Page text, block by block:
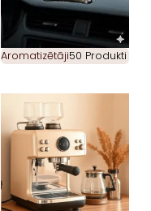
Aromatizētāji50 Produkti